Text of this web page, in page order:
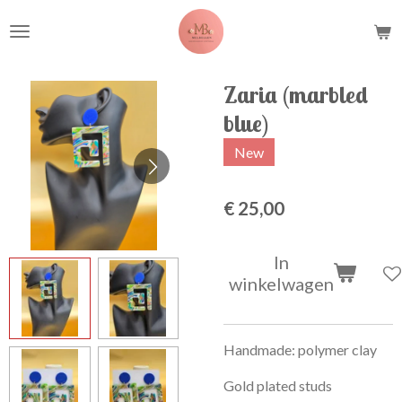
direct
hoofdinhoud
Zaria (marbled
blue)
New
€ 25,00
In
winkelwagen
Handmade: polymer clay
Gold plated studs